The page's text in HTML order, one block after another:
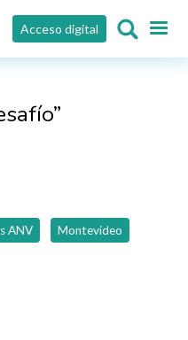
Acceso digital
ANV Montevideo